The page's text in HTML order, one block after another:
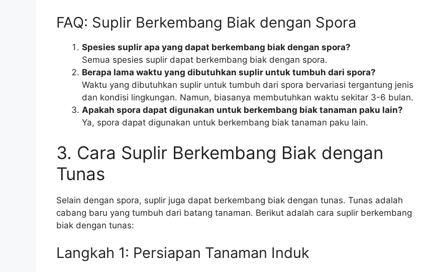
FAQ: Suplir Berkembang Biak dengan Spora
Spesies suplir apa yang dapat berkembang biak dengan spora?
Semua spesies suplir dapat berkembang biak dengan spora.
Berapa lama waktu yang dibutuhkan suplir untuk tumbuh dari spora?
Waktu yang dibutuhkan suplir untuk tumbuh dari spora bervariasi tergantung jenis
dan kondisi lingkungan. Namun, biasanya membutuhkan waktu sekitar 3-6 bulan.
Apakah spora dapat digunakan untuk berkembang biak tanaman paku lain?
Ya, spora dapat digunakan untuk berkembang biak tanaman paku lain.
3. Cara Suplir Berkembang Biak dengan
Tunas
Selain dengan spora, suplir juga dapat berkembang biak dengan tunas. Tunas adalah
cabang baru yang tumbuh dari batang tanaman. Berikut adalah cara suplir berkembang
biak dengan tunas:
Langkah 1: Persiapan Tanaman Induk